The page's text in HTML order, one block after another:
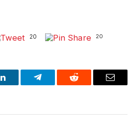
20 20
LinkedIn Telegram Reddit Email